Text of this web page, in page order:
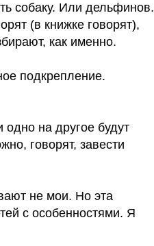
собаку. Или дельфинов.
(в книжке говорят),
как именно.
подкрепление.
одно на другое будут
говорят, завести
не мои. Но эта
с особенностями. Я